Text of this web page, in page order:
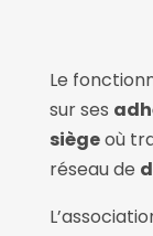
Le
sur ses
siègeoù
réseau de